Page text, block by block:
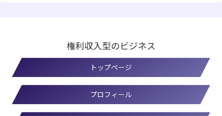
権利収入型のビジネス
トップページ
プロフィール